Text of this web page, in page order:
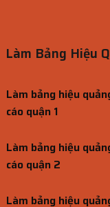
Làm Bảng Hiệu
Làm bảng hiệu
cáo quận 1
Làm bảng hiệu
cáo quận 2
Làm bảng hiệu